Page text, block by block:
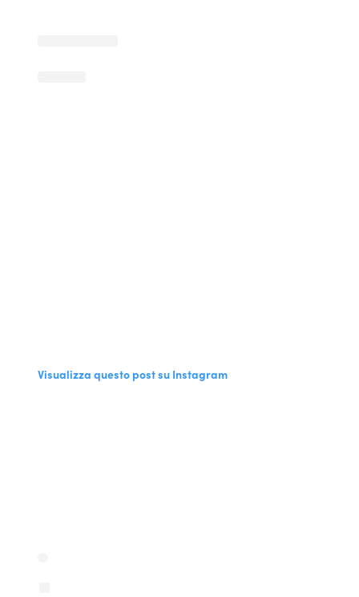
Visualizza questo post su Instagram